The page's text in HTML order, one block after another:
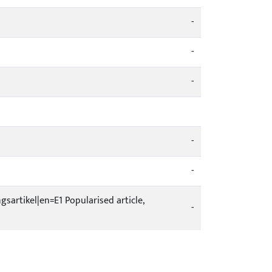
-
-
-
-
-
Popularised article,
-